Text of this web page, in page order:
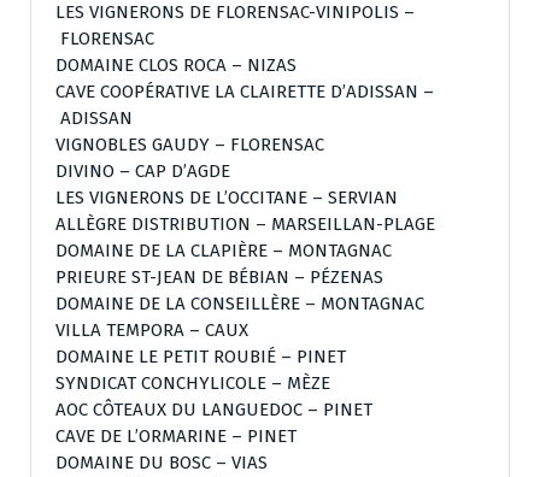
LES VIGNERONS DE FLORENSAC-VINIPOLIS –
FLORENSAC
DOMAINE CLOS ROCA – NIZAS
CAVE COOPÉRATIVE LA CLAIRETTE D’ADISSAN –
ADISSAN
VIGNOBLES GAUDY – FLORENSAC
DIVINO – CAP D’AGDE
LES VIGNERONS DE L’OCCITANE – SERVIAN
ALLÈGRE DISTRIBUTION – MARSEILLAN-PLAGE
DOMAINE DE LA CLAPIÈRE – MONTAGNAC
PRIEURE ST-JEAN DE BÉBIAN – PÉZENAS
DOMAINE DE LA CONSEILLÈRE – MONTAGNAC
VILLA TEMPORA – CAUX
DOMAINE LE PETIT ROUBIÉ – PINET
SYNDICAT CONCHYLICOLE – MÈZE
AOC CÔTEAUX DU LANGUEDOC – PINET
CAVE DE L’ORMARINE – PINET
DOMAINE DU BOSC – VIAS